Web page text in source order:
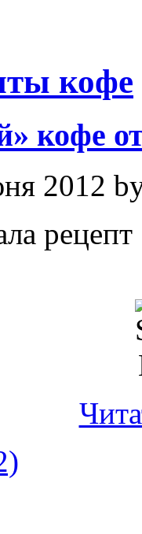
кофе
кофе
2012
рецепт